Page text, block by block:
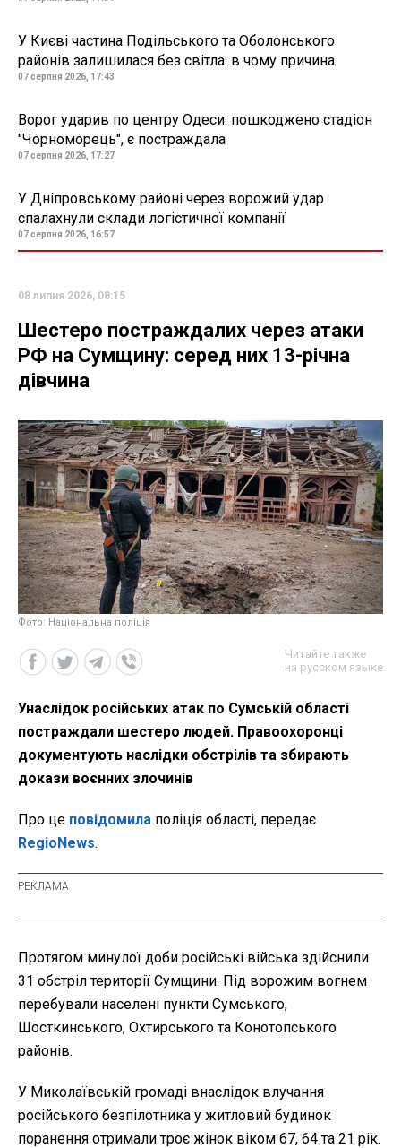
У Києві частина Подільського та Оболонського
районів залишилася без світла: в чому причина
07 серпня 2026, 17:43
Ворог ударив по центру Одеси: пошкоджено стадіон
"Чорноморець", є постраждала
07 серпня 2026, 17:27
У Дніпровському районі через ворожий удар
спалахнули склади логістичної компанії
07 серпня 2026, 16:57
08 липня 2026, 08:15
Шестеро постраждалих через атаки
РФ на Сумщину: серед них 13-річна
дівчина
Фото: Національна поліція
Читайте также
на русском языке
Унаслідок російських атак по Сумській області
постраждали шестеро людей. Правоохоронці
документують наслідки обстрілів та збирають
докази воєнних злочинів
Про це повідомила поліція області, передає
RegioNews.
Протягом минулої доби російські війська здійснили
31 обстріл території Сумщини. Під ворожим вогнем
перебували населені пункти Сумського,
Шосткинського, Охтирського та Конотопського
районів.
У Миколаївській громаді внаслідок влучання
російського безпілотника у житловий будинок
поранення отримали троє жінок віком 67, 64 та 21 рік.